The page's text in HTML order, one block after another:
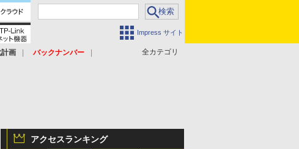
Impress サイト
全カテゴリ
画
バックナンバー
アクセスランキング